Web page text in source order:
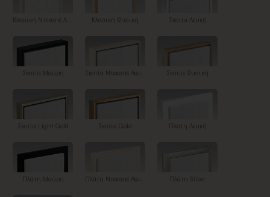
Κλασική Φυσική Σκοτία Λευκή
Σκοτία Μαύρη Σκοτία Φυσική
Σκοτία Light Gold Σκοτία Gold Πλάτη Λευκή
Πλάτη Μαύρη Πλάτη Silver